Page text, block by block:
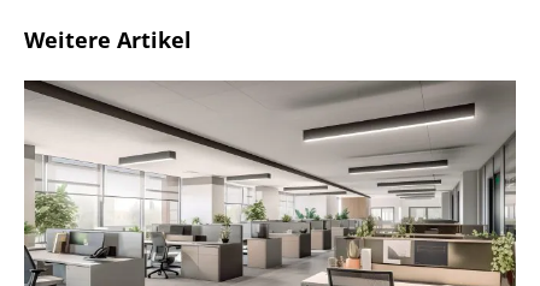
Weitere Artikel